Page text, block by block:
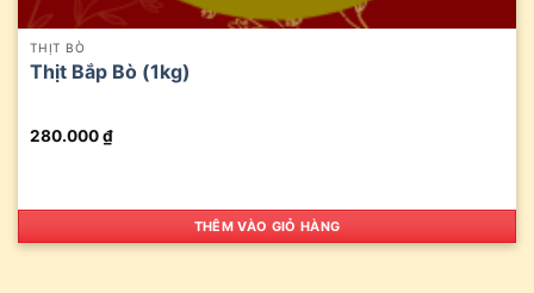
THỊT BÒ
Thịt Bắp Bò (1kg)
280.000₫
THÊM VÀO GIỎ HÀNG